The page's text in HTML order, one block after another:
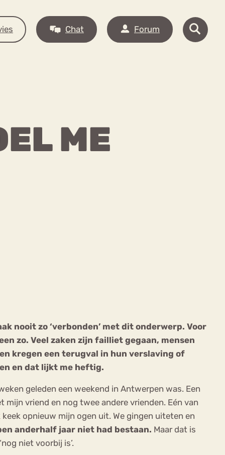
Chat Forum
ME
nooit zo ‘verbonden’ met dit onderwerp. Voor
zo. Veel zaken zijn failliet gegaan, mensen
kregen een terugval in hun verslaving of
en dat lijkt me heftig.
geleden een weekend in Antwerpen was. Een
vriend en nog twee andere vrienden. Eén van
opnieuw mijn ogen uit. We gingen uiteten en
anderhalf jaar niet had bestaan. Maar dat is
niet voorbij is’.